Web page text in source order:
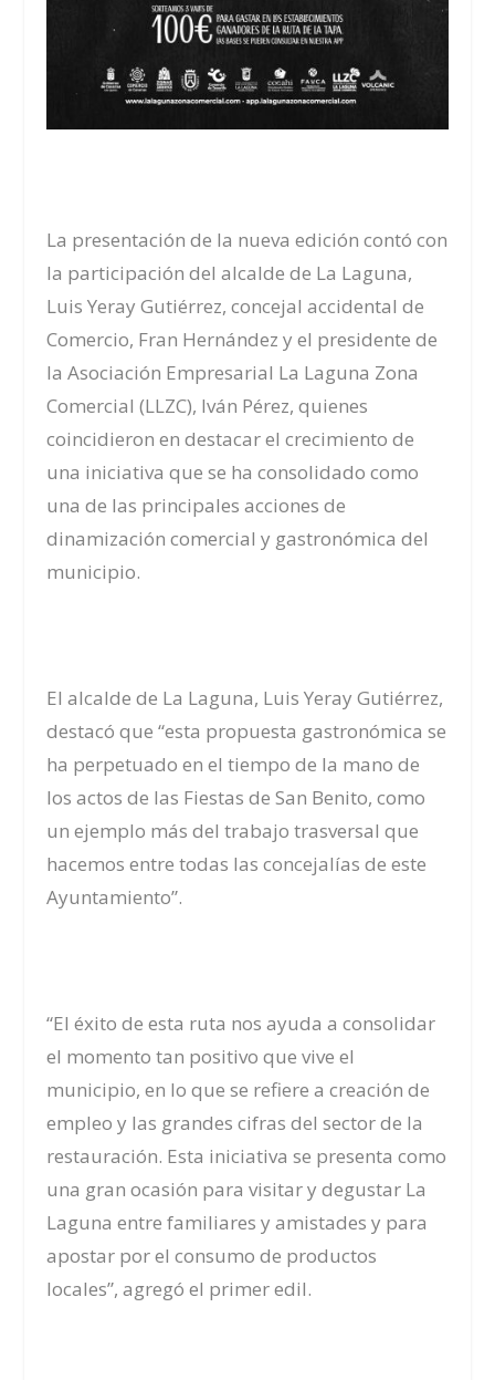
La presentación de la nueva edición contó con
la participación del alcalde de La Laguna,
Luis Yeray Gutiérrez, concejal accidental de
Comercio, Fran Hernández y el presidente de
la Asociación Empresarial La Laguna Zona
Comercial (LLZC), Iván Pérez, quienes
coincidieron en destacar el crecimiento de
una iniciativa que se ha consolidado como
una de las principales acciones de
dinamización comercial y gastronómica del
municipio.
El alcalde de La Laguna, Luis Yeray Gutiérrez,
destacó que “esta propuesta gastronómica se
ha perpetuado en el tiempo de la mano de
los actos de las Fiestas de San Benito, como
un ejemplo más del trabajo trasversal que
hacemos entre todas las concejalías de este
Ayuntamiento”.
“El éxito de esta ruta nos ayuda a consolidar
el momento tan positivo que vive el
municipio, en lo que se refiere a creación de
empleo y las grandes cifras del sector de la
restauración. Esta iniciativa se presenta como
una gran ocasión para visitar y degustar La
Laguna entre familiares y amistades y para
apostar por el consumo de productos
locales”, agregó el primer edil.